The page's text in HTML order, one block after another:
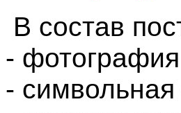
В состав
-
-